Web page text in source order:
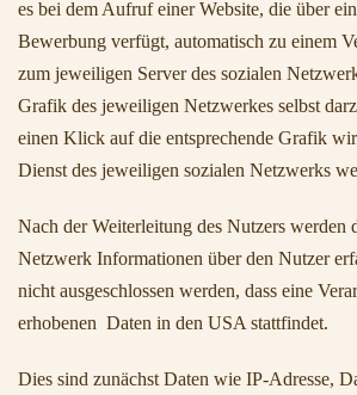
es bei dem Aufruf einer Website, die über
Bewerbung verfügt, automatisch zu einem
zum jeweiligen Server des sozialen
Grafik des jeweiligen Netzwerkes selbst
einen Klick auf die entsprechende Grafik
Dienst des jeweiligen sozialen Netzwerks
Nach der Weiterleitung des Nutzers werden
Netzwerk Informationen über den Nutzer
nicht ausgeschlossen werden, dass eine
erhobenen Daten in den USA stattfindet.
Dies sind zunächst Daten wie IP-Adresse,